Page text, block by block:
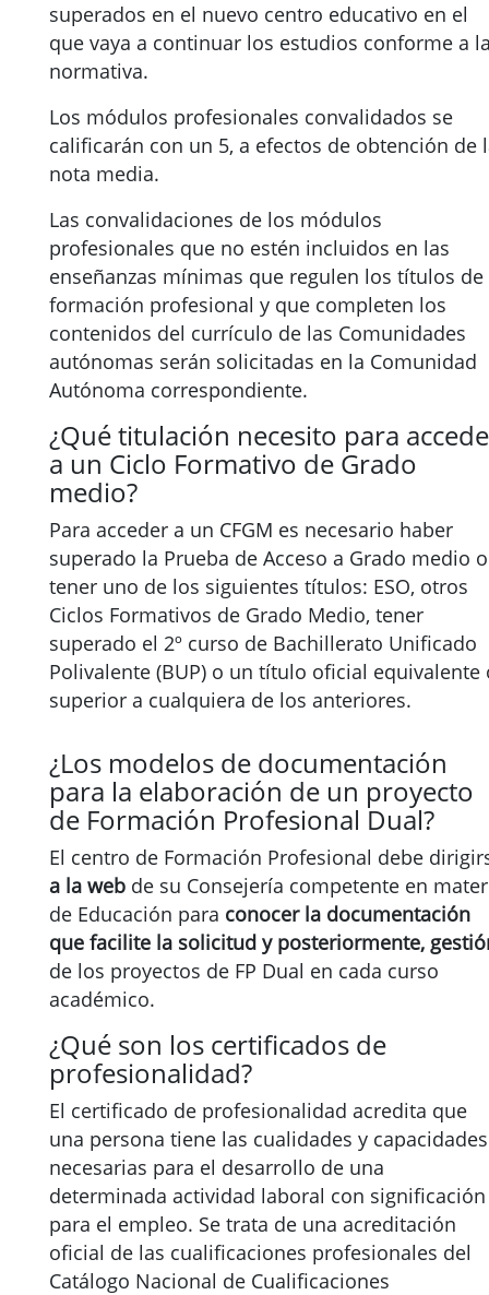
superados en el nuevo centro educativo en el
que vaya a continuar los estudios conforme a
normativa.
Los módulos profesionales convalidados se
calificarán con un 5, a efectos de obtención de
nota media.
Las convalidaciones de los módulos
profesionales que no estén incluidos en las
enseñanzas mínimas que regulen los títulos de
formación profesional y que completen los
contenidos del currículo de las Comunidades
autónomas serán solicitadas en la Comunidad
Autónoma correspondiente.
¿Qué titulación necesito para
a un Ciclo Formativo de Grado
medio?
Para acceder a un CFGM es necesario haber
superado la Prueba de Acceso a Grado medio o
tener uno de los siguientes títulos: ESO, otros
Ciclos Formativos de Grado Medio, tener
superado el 2º curso de Bachillerato Unificado
Polivalente (BUP) o un título oficial equivalente
superior a cualquiera de los anteriores.
¿Los modelos de documentación
para la elaboración de un proyecto
de Formación Profesional Dual?
El centro de Formación Profesional debe
a la web de su Consejería competente en
de Educación para conocer la documentación
que facilite la solicitud y posteriormente,
de los proyectos de FP Dual en cada curso
académico.
¿Qué son los certificados de
profesionalidad?
El certificado de profesionalidad acredita que
una persona tiene las cualidades y capacidades
necesarias para el desarrollo de una
determinada actividad laboral con significación
para el empleo. Se trata de una acreditación
oficial de las cualificaciones profesionales del
Catálogo Nacional de Cualificaciones